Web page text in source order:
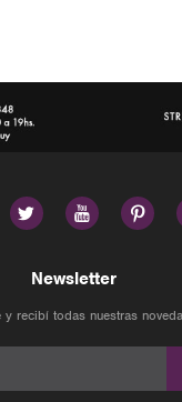
  
Newsletter
y recibí todas nuestras